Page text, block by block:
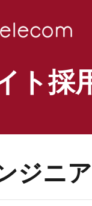
ト採
ジニ